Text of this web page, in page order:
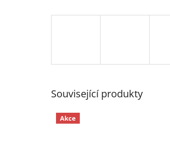
Související produkty
Akce